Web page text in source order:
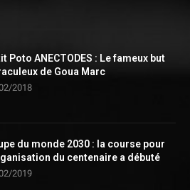
Poto ANECTODES : Le fameux but
de Goua Marc
2018
du monde 2030 : la course pour
du centenaire a débuté
2019